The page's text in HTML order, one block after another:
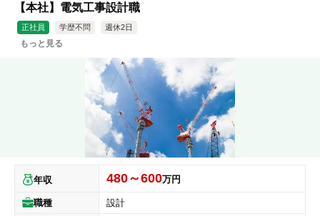
【本社】電気工事設計職
正社員 学歴不問 週休2日
もっと見る
年収 480～600万円
職種
設計